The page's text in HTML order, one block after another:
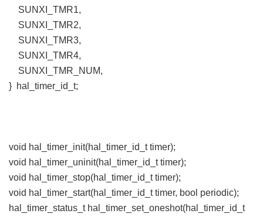
SUNXI_TMR1,
SUNXI_TMR2,
SUNXI_TMR3,
SUNXI_TMR4,
SUNXI_TMR_NUM,
} hal_timer_id_t;
void hal_timer_init(hal_timer_id_t timer);
void hal_timer_uninit(hal_timer_id_t timer);
void hal_timer_stop(hal_timer_id_t timer);
void hal_timer_start(hal_timer_id_t timer, bool periodic);
hal_timer_status_t hal_timer_set_oneshot(hal_timer_id_t